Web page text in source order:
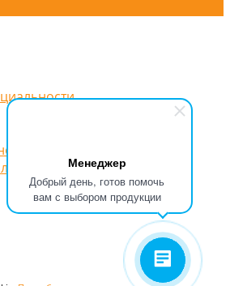
Менеджер
Добрый день, готов помочь
вам с выбором продукции
ленты